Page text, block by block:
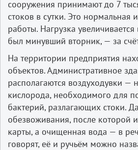
сооружения принимают до 7
стоков в сутки. Это нормальная
работы. Нагрузка
был минувший вторник, — за
На территории предприятия
объектов. Административное
располагаются воздуходувки —
кислорода, необходимого для
бактерий, разлагающих стоки.
обезвоживания, после которой
карты, а очищенная вода — в
говорят, её и ручьём можно